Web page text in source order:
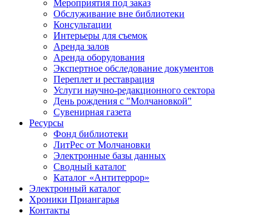
Мероприятия под заказ
Обслуживание вне библиотеки
Консультации
Интерьеры для съемок
Аренда залов
Аренда оборудования
Экспертное обследование документов
Переплет и реставрация
Услуги научно-редакционного сектора
День рождения с "Молчановкой"
Сувенирная газета
Ресурсы
Фонд библиотеки
ЛитРес от Молчановки
Электронные базы данных
Сводный каталог
Каталог «Антитеррор»
Электронный каталог
Хроники Приангарья
Контакты